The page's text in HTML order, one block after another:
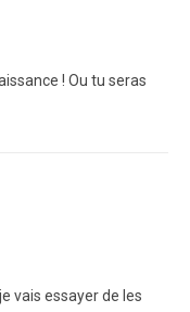
! Ou tu seras
vais essayer de les